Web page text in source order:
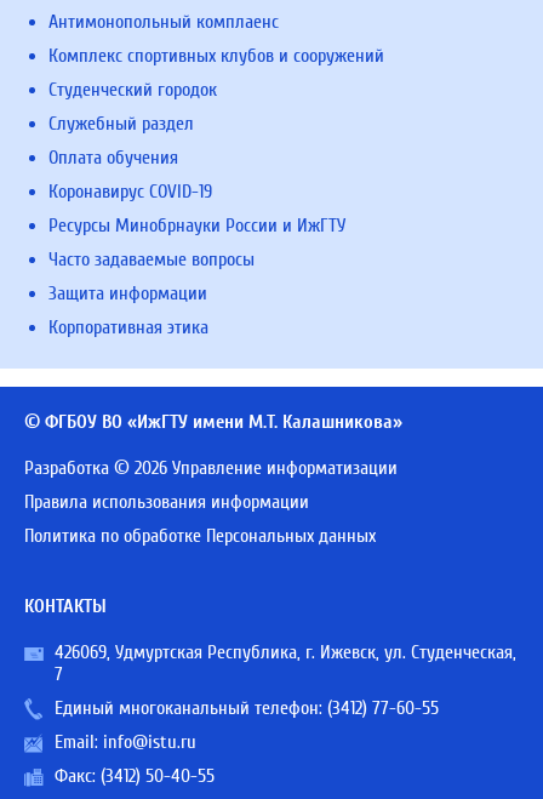
Антимонопольный комплаенс
Комплекс спортивных клубов и сооружений
Студенческий городок
Служебный раздел
Оплата обучения
Коронавирус COVID-19
Ресурсы Минобрнауки России и ИжГТУ
Часто задаваемые вопросы
Защита информации
Корпоративная этика
© ФГБОУ ВО «ИжГТУ имени М.Т. Калашникова»
Разработка © 2026 Управление информатизации
Правила использования информации
Политика по обработке Персональных данных
КОНТАКТЫ
426069, Удмуртская Республика, г. Ижевск, ул. Студенческая,
7
Единый многоканальный телефон: (3412) 77-60-55
Email: info@istu.ru
Факс: (3412) 50-40-55